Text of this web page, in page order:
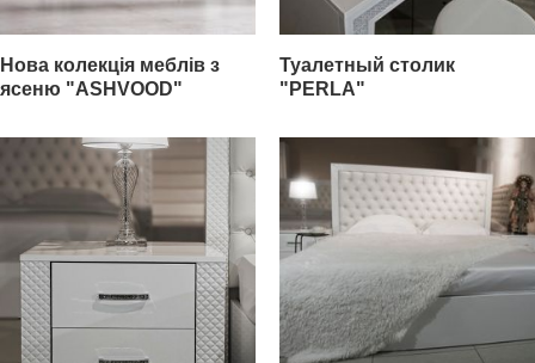
Нова колекція меблів з
ясеню "ASHVOOD"
Туалетный столик
"PERLA"